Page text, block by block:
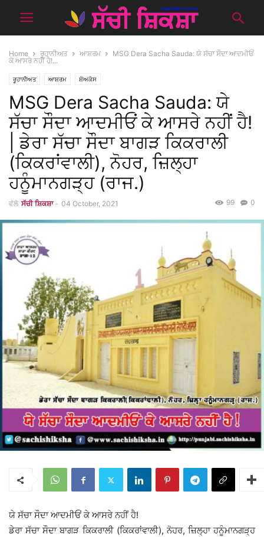
Home ਰੂਹਾਨੀਅਤ ਆਸ਼ਰਮ
MSG Dera Sacha Sauda: ਯੇ ਸੱਚਾ ਸੌਦਾ ਆਦਮੀਓਂ
ਕੇ ਆਸਰੇ ਨਹੀਂ ਹੈ!...
ਰੂਹਾਨੀਅਤ ਆਸ਼ਰਮ ਸ਼ੋਅਕੇਸ
MSG Dera Sacha Sauda: ਯੇ
ਸੱਚਾ ਸੌਦਾ ਆਦਮੀਓਂ ਕੇ ਆਸਰੇ ਨਹੀਂ ਹੈ!
| ਡੇਰਾ ਸੱਚਾ ਸੌਦਾ ਬਾਗੜ ਕਿਕਰਾਲੀ
(ਕਿਕਰਾਂਵਾਲੀ), ਨੋਹਰ, ਜ਼ਿਲ੍ਹਾ
ਹਨੂੰਮਾਨਗੜ੍ਹ (ਰਾਜ.)
ਵੱਲੋ ਸੱਚੀ ਸ਼ਿਕਸ਼ਾ - 04 October, 2021 0
99
ਯੇ ਸੱਚਾ ਸੌਦਾ ਆਦਮੀਓਂ ਕੇ ਆਸਰੇ ਨਹੀਂ ਹੈ!
ਡੇਰਾ ਸੱਚਾ ਸੌਦਾ ਬਾਗੜ ਕਿਕਰਾਲੀ (ਕਿਕਰਾਂਵਾਲੀ), ਨੋਹਰ, ਜ਼ਿਲ੍ਹਾ ਹਨੂੰਮਾਨਗੜ੍ਹ